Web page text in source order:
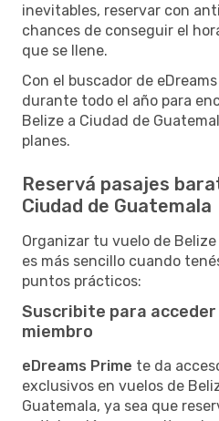
inevitables, reservar con
chances de conseguir el
que se llene.
Con el buscador de
durante todo el año para
Belize a Ciudad de
planes.
Reservá pasajes
Ciudad de Guatemala
Organizar tu vuelo de
es más sencillo cuando
puntos prácticos:
Suscribite para acceder
miembro
eDreams Prime te da
exclusivos en vuelos de
Guatemala, ya sea que